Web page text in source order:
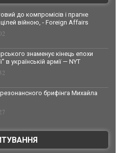
до компромісів і прагне
цілей війною, - Foreign Affairs
знаменує кінець епохи
в українській армії — NYT
брифінга Михайла